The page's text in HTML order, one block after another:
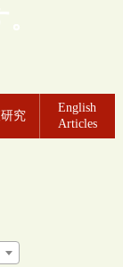
究
English
Articles